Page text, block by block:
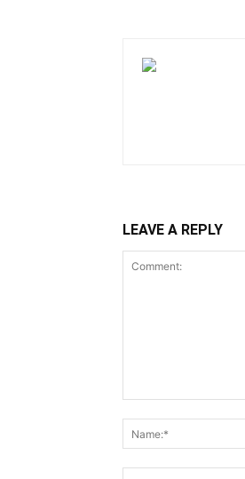
LEAVE A REPLY